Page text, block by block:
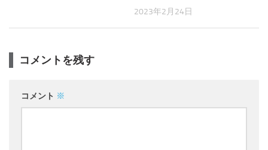
2023年2月24日
コメントを残す
コメント ※